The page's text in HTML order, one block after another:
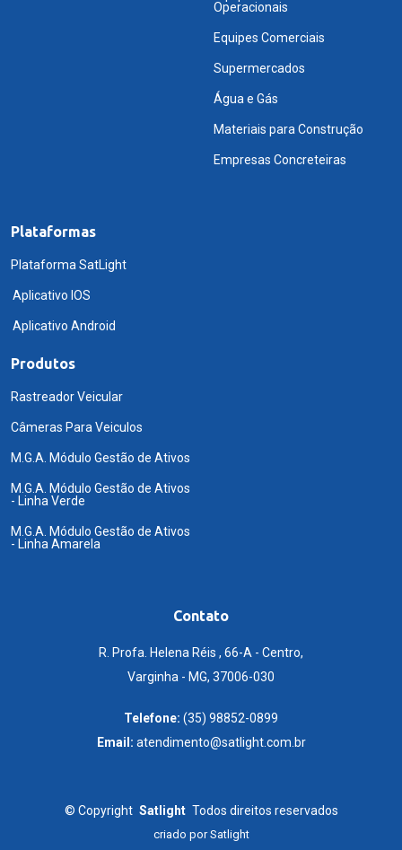
Operacionais
Equipes Comerciais
Supermercados
Água e Gás
Materiais para Construção
Empresas Concreteiras
Plataformas
Plataforma SatLight
Aplicativo IOS
Aplicativo Android
Produtos
Rastreador Veicular
Câmeras Para Veiculos
M.G.A. Módulo Gestão de Ativos
M.G.A. Módulo Gestão de Ativos
- Linha Verde
M.G.A. Módulo Gestão de Ativos
- Linha Amarela
Contato
R. Profa. Helena Réis , 66-A - Centro,
Varginha - MG, 37006-030
Telefone: (35) 98852-0899
Email: atendimento@satlight.com.br
© Copyright Satlight Todos direitos reservados
criado porSatlight